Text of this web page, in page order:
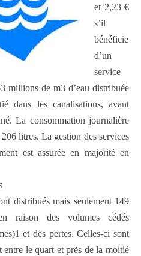
et 2,23 €
s’il
bénéficie
d’un
service
millions de m3 d’eau distribuée
dans les canalisations, avant
La consommation journalière
litres. La gestion des services
est assurée en majorité en
distribués mais seulement 149
raison des volumes cédés
et des pertes. Celles-ci sont
entre le quart et près de la moitié